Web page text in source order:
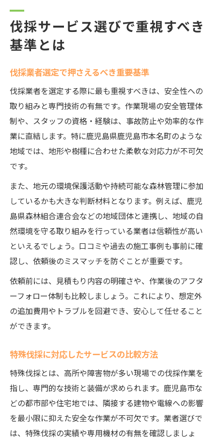
伐採サービス選びで重視すべき
基準とは
伐採業者選定で押さえるべき重要基準
伐採業者を選定する際に最も重視すべきは、安全性への
取り組みと専門技術の有無です。作業現場の安全管理体
制や、スタッフの資格・経験は、事故防止や効率的な作
業に直結します。特に鹿児島県鹿児島市本名町のような
地域では、地形や樹種に合わせた柔軟な対応力が不可欠
です。
また、地元の環境保護活動や持続可能な森林管理に参加
しているかも大きな判断材料となります。例えば、鹿児
島県森林組合連合会などの地域団体と連携し、地域の自
然環境を守る取り組みを行っている業者は信頼性が高い
といえるでしょう。口コミや過去の施工事例も事前に確
認し、依頼後のミスマッチを防ぐことが重要です。
依頼前には、見積もり内容の明確さや、作業後のアフタ
ーフォロー体制も比較しましょう。これにより、想定外
の追加費用やトラブルを回避でき、安心して任せること
ができます。
特殊伐採に対応したサービスの比較方法
特殊伐採とは、高所や障害物が多い現場での伐採作業を
指し、専門的な技術と装備が求められます。鹿児島市な
どの都市部や住宅地では、隣接する建物や電線への影響
を最小限に抑えた安全な作業が不可欠です。業者選びで
は、特殊伐採の実績や専用機材の有無を確認しましょ